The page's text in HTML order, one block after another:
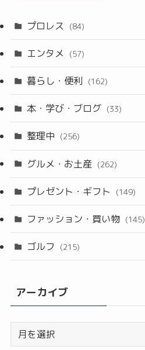
プロレス (84)
エンタメ (57)
暮らし・便利 (162)
本・学び・ブログ (33)
整理中 (256)
グルメ・お土産 (262)
プレゼント・ギフト (149)
ファッション・買い物 (145)
ゴルフ (215)
アーカイブ
ー